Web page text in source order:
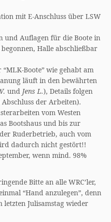
mit E-Anschluss über LSW
und Auflagen für die Boote in
Halle abschließbar
Boote” wie gehabt am
läuft in den bewährten
und Jens L.), Details folgen
der Arbeiten).
vom Westen
Bootshaus und bis zur
Ruderbetrieb, auch vom
dadurch nicht gestört!!
wenn mind. 98%
Bitte an alle WRC’ler,
“Hand anzulegen”, denn
Julisamstag wieder